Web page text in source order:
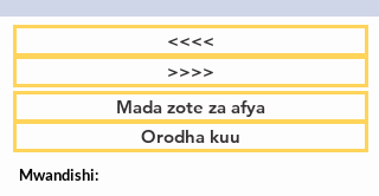
<<<<
>>>>
Mada zote za afya
Orodha kuu
Mwandishi: